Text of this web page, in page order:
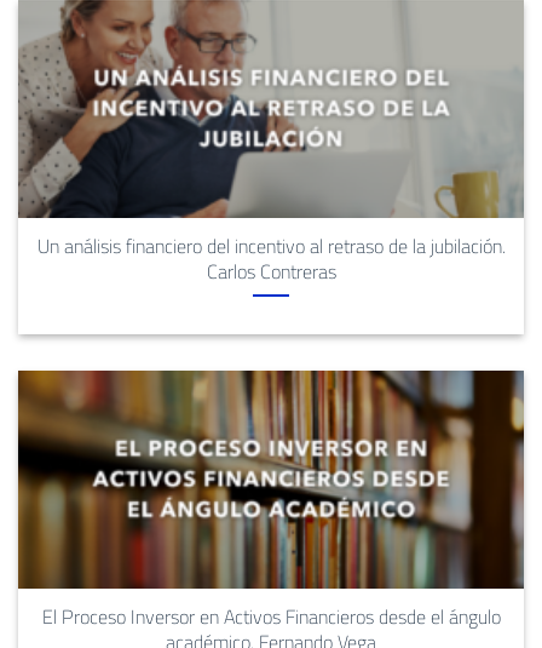
Un análisis financiero del incentivo al retraso de la jubilación.
Carlos Contreras
El Proceso Inversor en Activos Financieros desde el ángulo
académico. Fernando Vega